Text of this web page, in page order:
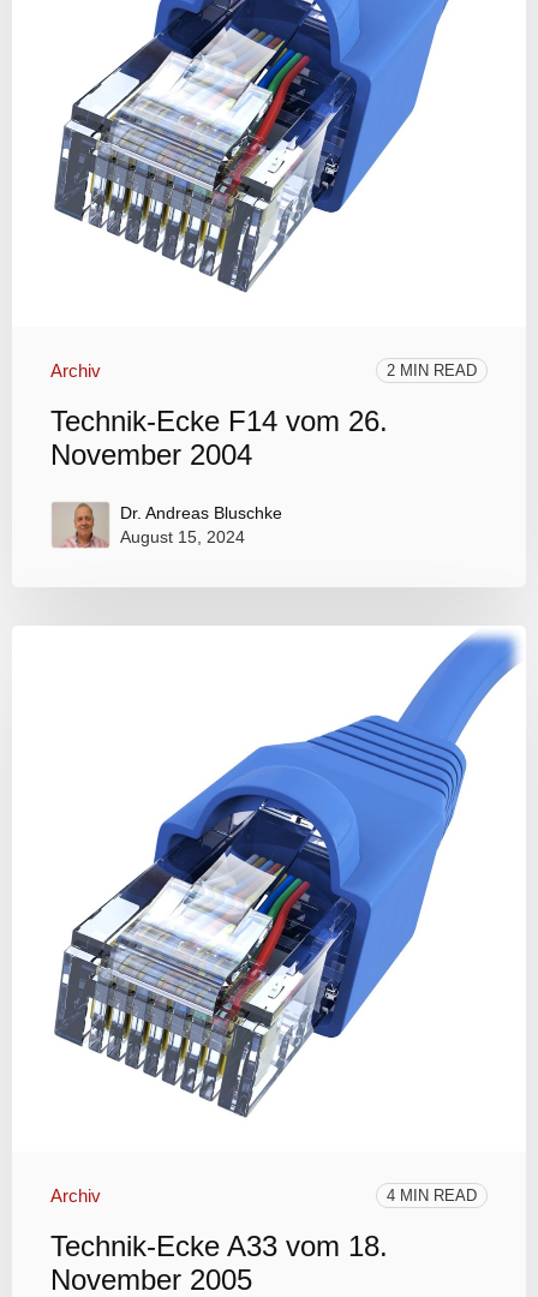
Archiv 2 MIN READ
Technik-Ecke F14 vom 26.
November 2004
Dr. Andreas Bluschke
August 15, 2024
Archiv 4 MIN READ
Technik-Ecke A33 vom 18.
November 2005